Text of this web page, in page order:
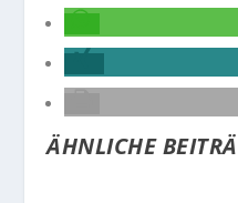
ÄHNLICHE